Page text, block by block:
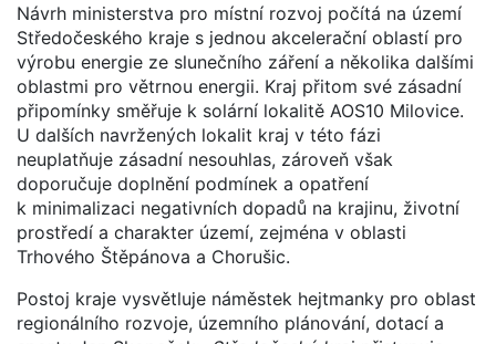
Návrh ministerstva pro místní rozvoj počítá na území
Středočeského kraje s jednou akcelerační oblastí pro
výrobu energie ze slunečního záření a několika dalšími
oblastmi pro větrnou energii. Kraj přitom své zásadní
připomínky směřuje k solární lokalitě AOS10 Milovice.
U dalších navržených lokalit kraj v této fázi
neuplatňuje zásadní nesouhlas, zároveň však
doporučuje doplnění podmínek a opatření
k minimalizaci negativních dopadů na krajinu, životní
prostředí a charakter území, zejména v oblasti
Trhového Štěpánova a Chorušic.
Postoj kraje vysvětluje náměstek hejtmanky pro oblast
regionálního rozvoje, územního plánování, dotací a